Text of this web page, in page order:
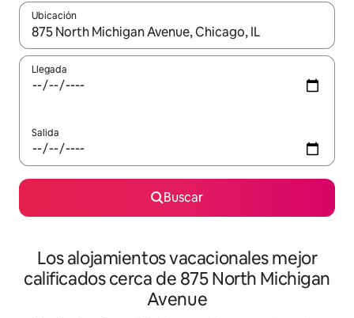
Ubicación
Cuando los resultados estén disponibles, podrás navegar
Llegada
Salida
Buscar
Los alojamientos vacacionales mejor
calificados cerca de 875 North Michigan
Avenue